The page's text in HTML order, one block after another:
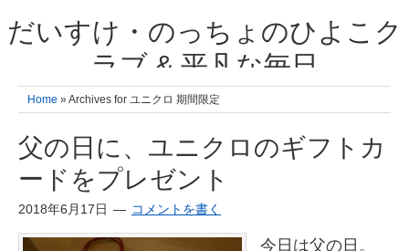
だいすけ・のっちょのひよこク
ラブ & 平凡な毎日
我が家の3人のひよこ成長日記と雑記 何十年後かに、大きくなったひよ
こ達とこの成長記を読み返すことを夢見て。& 3児ママの平凡日記 日々
Home » Archives for ユニクロ 期間限定
父の日に、ユニクロのギフトカ
ードをプレゼント
2018年6月17日 コメントを書く
今日は父の日。